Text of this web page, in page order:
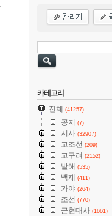
카테고리
전체
(41257)
공지 (7)
시사 (32907)
고조선 (209)
고구려 (2152)
발해 (535)
백제 (411)
가야 (264)
조선 (770)
근현대사 (1661)